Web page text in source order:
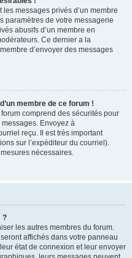
messages privés d’un membre
paramètres de votre messagerie
abusifs d’un membre en
Ce dernier a la
d’envoyer des messages
membre de ce forum !
comprend des sécurités pour
Envoyez à
reçu. Il est très important
sur l’expéditeur du courriel).
nécessaires.
?
les autres membres du forum.
affichés dans votre panneau
état de connexion et leur envoyer